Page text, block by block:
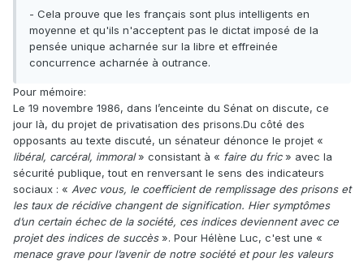
- Cela prouve que les français sont plus intelligents en
moyenne et qu'ils n'acceptent pas le dictat imposé de la
pensée unique acharnée sur la libre et effreinée
concurrence acharnée à outrance.
Pour mémoire:
Le 19 novembre 1986, dans l’enceinte du Sénat on discute, ce
jour là, du projet de privatisation des prisons.Du côté des
opposants au texte discuté, un sénateur dénonce le projet «
libéral, carcéral, immoral» consistant à « faire du fric» avec la
sécurité publique, tout en renversant le sens des indicateurs
sociaux : « Avec vous, le coefficient de remplissage des prisons et
les taux de récidive changent de signification. Hier symptômes
d’un certain échec de la société, ces indices deviennent avec ce
projet des indices de succès». Pour Hélène Luc, c'est une «
menace grave pour l’avenir de notre société et pour les valeurs